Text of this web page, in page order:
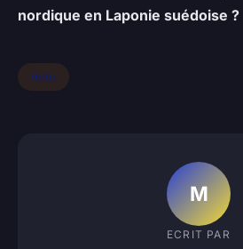
nordique en Laponie suédoise ?
Actu
M
ECRIT PAR